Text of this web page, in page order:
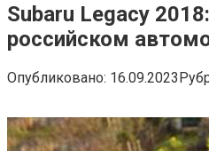
Subaru Legacy
российском
Опубликовано: 16.09.2023